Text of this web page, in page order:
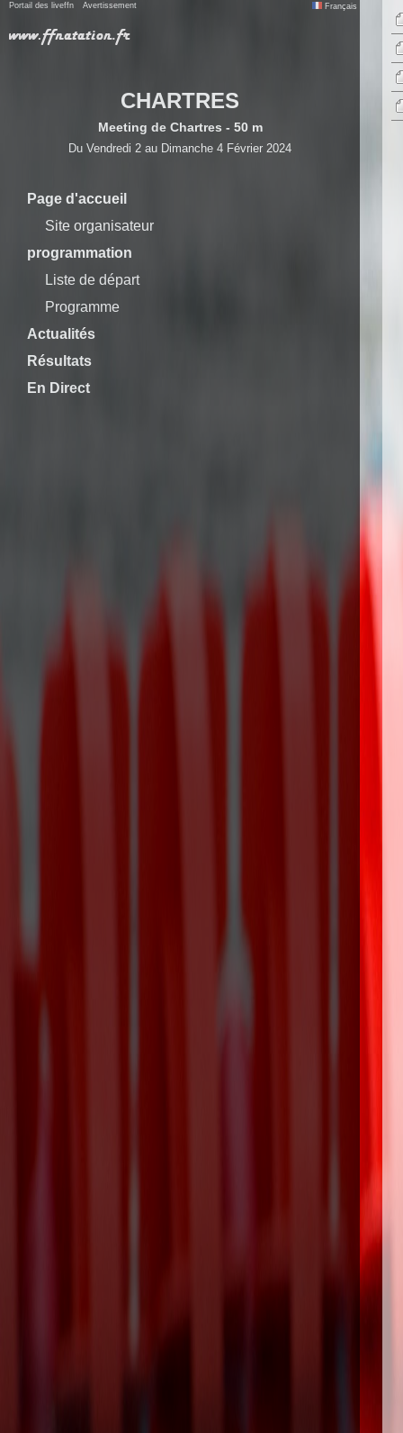
Portail des liveffn Avertissement Français
CHARTRES
Meeting de Chartres - 50 m
Du Vendredi 2 au Dimanche 4 Février 2024
Page d'accueil
Site organisateur
programmation
Liste de départ
Programme
Actualités
Résultats
En Direct